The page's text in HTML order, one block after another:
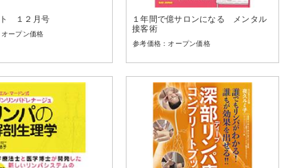
１２月号
オープン価格
１年間で億サロンになる メンタル
接客術
オープン価格